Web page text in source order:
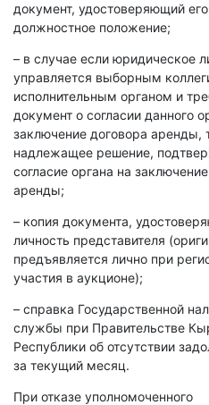
документ, удостоверяющий его
должностное положение;
– в случае если юридическое
управляется выборным
исполнительным органом и
документ о согласии данного
заключение договора аренды,
надлежащее решение,
согласие органа на
аренды;
– копия документа,
личность представителя
предъявляется лично при
участия в аукционе);
– справка Государственной
службы при Правительстве
Республики об отсутствии
за текущий месяц.
При отказе уполномоченного